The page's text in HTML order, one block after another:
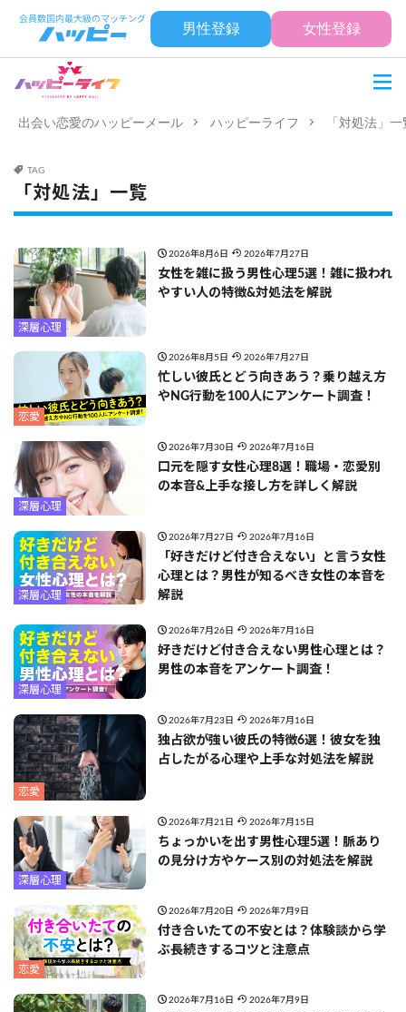
男性登録 女性登録
出会い恋愛のハッピーメール ハッピーライフ 「対処法」一
TAG
「対処法」一覧
深層心理
2026年8月6日 2026年7月27日
女性を雑に扱う男性心理5選！雑に扱われ
やすい人の特徴&対処法を解説
恋愛
2026年8月5日 2026年7月27日
忙しい彼氏とどう向きあう？乗り越え方
やNG行動を100人にアンケート調査！
深層心理
2026年7月30日 2026年7月16日
口元を隠す女性心理8選！職場・恋愛別
の本音&上手な接し方を詳しく解説
深層心理
2026年7月27日 2026年7月16日
「好きだけど付き合えない」と言う女性
心理とは？男性が知るべき女性の本音を
解説
深層心理
2026年7月26日 2026年7月16日
好きだけど付き合えない男性心理とは？
男性の本音をアンケート調査！
恋愛
2026年7月23日 2026年7月16日
独占欲が強い彼氏の特徴6選！彼女を独
占したがる心理や上手な対処法を解説
深層心理
2026年7月21日 2026年7月15日
ちょっかいを出す男性心理5選！脈あり
の見分け方やケース別の対処法を解説
恋愛
2026年7月20日 2026年7月9日
付き合いたての不安とは？体験談から学
ぶ長続きするコツと注意点
2026年7月16日 2026年7月9日